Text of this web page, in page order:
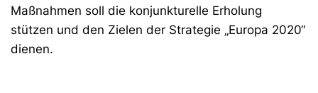
Maßnahmen soll die konjunkturelle Erholung
stützen und den Zielen der Strategie „Europa 2020“
dienen.